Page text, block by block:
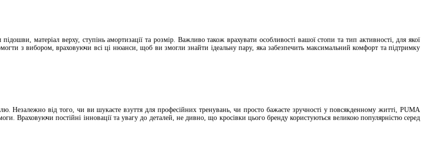
матеріал верху, ступінь амортизації та розмір. Важливо також врахувати особливості вашої стопи та тип активності, для якої
з вибором, враховуючи всі ці нюанси, щоб ви змогли знайти ідеальну пару, яка забезпечить максимальний комфорт та підтримку
Незалежно від того, чи ви шукаєте взуття для професійних тренувань, чи просто бажаєте зручності у повсякденному житті, PUMA
Враховуючи постійні інновації та увагу до деталей, не дивно, що кросівки цього бренду користуються великою популярністю серед